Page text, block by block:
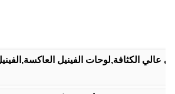
عالي الكثافة,لوحات الفينيل